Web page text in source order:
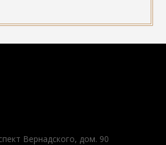
Вернадского, дом. 90